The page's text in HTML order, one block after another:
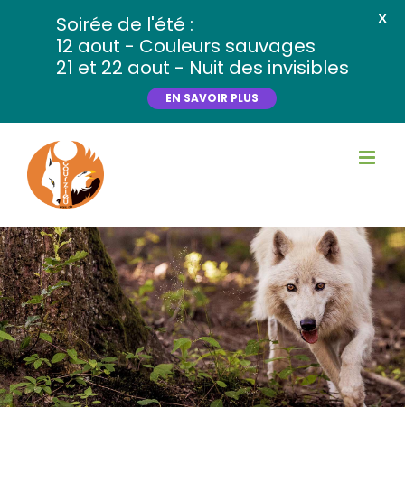
Soirée de l'été :
12 aout - Couleurs sauvages
21 et 22 aout - Nuit des invisibles
EN SAVOIR PLUS
X